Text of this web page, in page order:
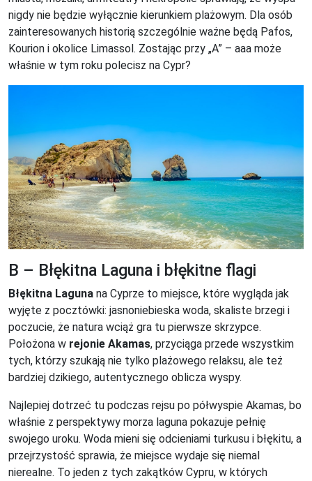
nigdy nie będzie wyłącznie kierunkiem plażowym. Dla osób
zainteresowanych historią szczególnie ważne będą Pafos,
Kourion i okolice Limassol. Zostając przy „A” – aaa może
właśnie w tym roku polecisz na Cypr?
B – Błękitna Laguna i błękitne flagi
Błękitna Laguna na Cyprze to miejsce, które wygląda jak
wyjęte z pocztówki: jasnoniebieska woda, skaliste brzegi i
poczucie, że natura wciąż gra tu pierwsze skrzypce.
Położona w rejonie Akamas, przyciąga przede wszystkim
tych, którzy szukają nie tylko plażowego relaksu, ale też
bardziej dzikiego, autentycznego oblicza wyspy.
Najlepiej dotrzeć tu podczas rejsu po półwyspie Akamas, bo
właśnie z perspektywy morza laguna pokazuje pełnię
swojego uroku. Woda mieni się odcieniami turkusu i błękitu, a
przejrzystość sprawia, że miejsce wydaje się niemal
nierealne. To jeden z tych zakątków Cypru, w których